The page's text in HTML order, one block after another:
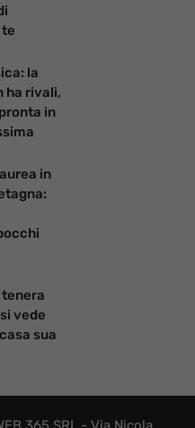
la
ha rivali,
in
in
vede
sua